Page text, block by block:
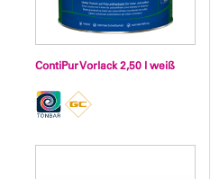
ContiPur Vorlack 2,50 l weiß